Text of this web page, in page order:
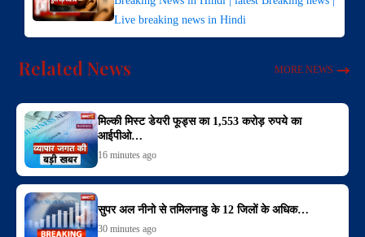
Live breaking news in Hindi
Related News MORE NEWS
मिल्की मिस्ट डेयरी फूड्स का 1,553 करोड़ रुपये का
आईपीओ…
16 minutes ago
सुपर अल नीनो से तमिलनाडु के 12 जिलों के अधिक…
30 minutes ago